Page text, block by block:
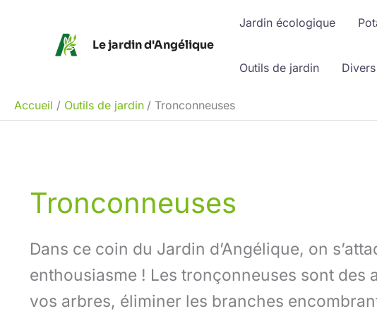
Le jardin d'Angélique
Jardin écologique
Outils de jardin Divers
Accueil Outils de jardin Tronconneuses
Tronconneuses
Dans ce coin du Jardin d’Angélique, on
enthousiasme ! Les tronçonneuses sont
vos arbres, éliminer les branches